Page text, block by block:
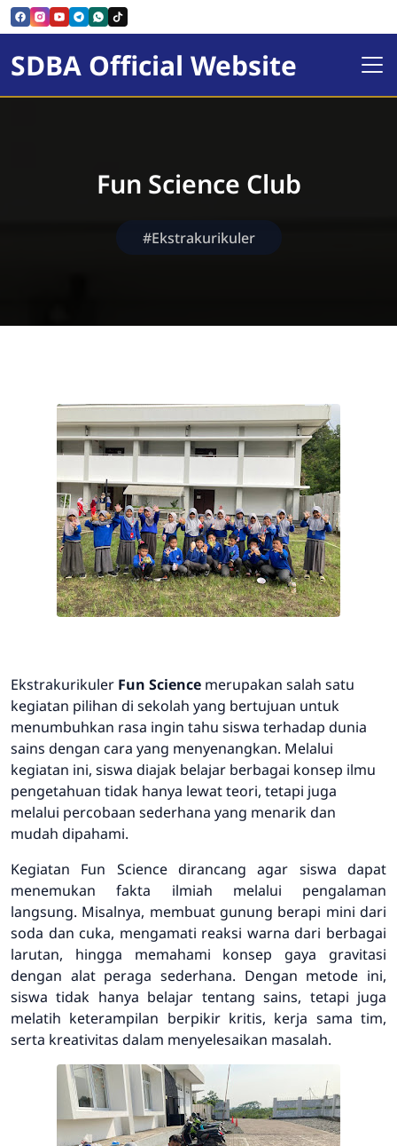
SDBA Official Website
Fun Science Club
#Ekstrakurikuler
Ekstrakurikuler Fun Science merupakan salah satu
kegiatan pilihan di sekolah yang bertujuan untuk
menumbuhkan rasa ingin tahu siswa terhadap dunia
sains dengan cara yang menyenangkan. Melalui
kegiatan ini, siswa diajak belajar berbagai konsep ilmu
pengetahuan tidak hanya lewat teori, tetapi juga
melalui percobaan sederhana yang menarik dan
mudah dipahami.
Kegiatan Fun Science dirancang agar siswa dapat
menemukan fakta ilmiah melalui pengalaman
langsung. Misalnya, membuat gunung berapi mini dari
soda dan cuka, mengamati reaksi warna dari berbagai
larutan, hingga memahami konsep gaya gravitasi
dengan alat peraga sederhana. Dengan metode ini,
siswa tidak hanya belajar tentang sains, tetapi juga
melatih keterampilan berpikir kritis, kerja sama tim,
serta kreativitas dalam menyelesaikan masalah.